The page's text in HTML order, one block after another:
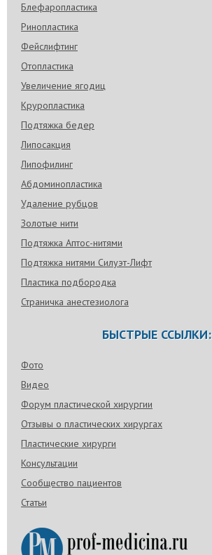
Блефаропластика
Ринопластика
Фейслифтинг
Отопластика
Увеличение ягодиц
Круропластика
Подтяжка бедер
Липосакция
Липофилинг
Абдоминопластика
Удаление рубцов
Золотые нити
Подтяжка Аптос-нитями
Подтяжка нитями Силуэт-Лифт
Пластика подбородка
Страничка анестезиолога
БЫСТРЫЕ ССЫЛКИ:
Фото
Видео
Форум пластической хирургии
Отзывы о пластических хирургах
Пластические хирурги
Консультации
Сообщество пациентов
Статьи